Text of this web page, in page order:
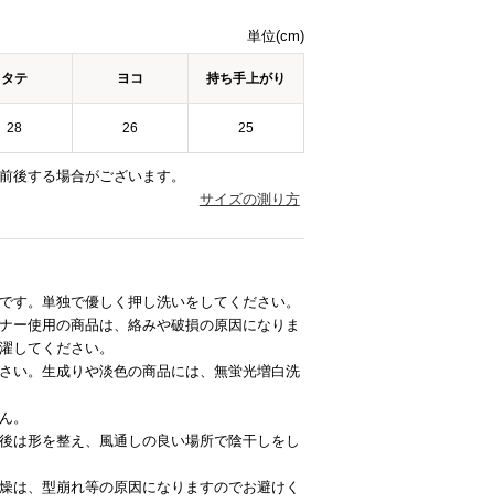
単位(cm)
タテ ヨコ 持ち手上がり
28 26 25
する場合がございます。
サイズの測り方
す。単独で優しく押し洗いをしてください。
ー使用の商品は、絡みや破損の原因になりま
してください。
い。生成りや淡色の商品には、無蛍光増白洗
。
は形を整え、風通しの良い場所で陰干しをし
は、型崩れ等の原因になりますのでお避けく